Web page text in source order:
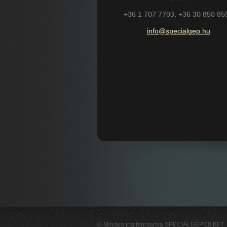
+36 1 707 7703, +36 30 850
info@specialgep. hu
© Minden jog fenntartva SPECIÁLGÉP'08 KFT